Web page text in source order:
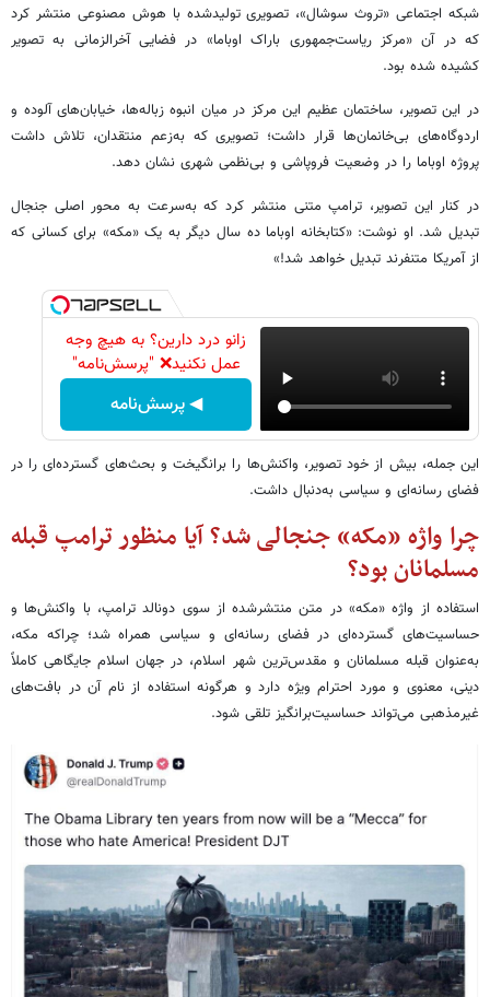
شبکه اجتماعی «تروث سوشال»، تصویری تولیدشده با هوش مصنوعی منتشر کرد
که در آن «مرکز ریاست‌جمهوری باراک اوباما» در فضایی آخرالزمانی به تصویر
کشیده شده بود.
در این تصویر، ساختمان عظیم این مرکز در میان انبوه زباله‌ها، خیابان‌های آلوده و
اردوگاه‌های بی‌خانمان‌ها قرار داشت؛ تصویری که به‌زعم منتقدان، تلاش داشت
پروژه اوباما را در وضعیت فروپاشی و بی‌نظمی شهری نشان دهد.
در کنار این تصویر، ترامپ متنی منتشر کرد که به‌سرعت به محور اصلی جنجال
تبدیل شد. او نوشت: «کتابخانه اوباما ده سال دیگر به یک «مکه» برای کسانی که
از آمریکا متنفرند تبدیل خواهد شد!»
زانو درد دارین؟ به هیچ وجه
عمل نکنید❌ "پرسش‌نامه"
◀ پرسش‌نامه
این جمله، بیش از خود تصویر، واکنش‌ها را برانگیخت و بحث‌های گسترده‌ای را در
فضای رسانه‌ای و سیاسی به‌دنبال داشت.
چرا واژه «مکه» جنجالی شد؟ آیا منظور ترامپ قبله
مسلمانان بود؟
استفاده از واژه «مکه» در متن منتشرشده از سوی دونالد ترامپ، با واکنش‌ها و
حساسیت‌های گسترده‌ای در فضای رسانه‌ای و سیاسی همراه شد؛ چراکه مکه،
به‌عنوان قبله مسلمانان و مقدس‌ترین شهر اسلام، در جهان اسلام جایگاهی کاملاً
دینی، معنوی و مورد احترام ویژه دارد و هرگونه استفاده از نام آن در بافت‌های
غیرمذهبی می‌تواند حساسیت‌برانگیز تلقی شود.